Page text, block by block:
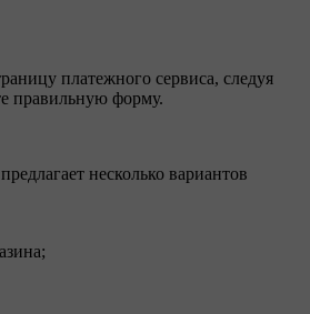
платежного сервиса, следуя
правильную форму.
несколько вариантов